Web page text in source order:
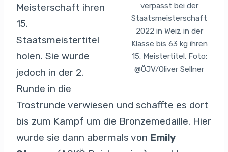
verpasst bei der
Staatsmeisterschaft
2022 in Weiz in der
Klasse bis 63 kg ihren
15. Meistertitel. Foto:
@ÖJV/Oliver Sellner
Meisterschaft ihren
15.
Staatsmeistertitel
holen. Sie wurde
jedoch in der 2.
Runde in die
Trostrunde verwiesen und schaffte es dort
bis zum Kampf um die Bronzemedaille. Hier
wurde sie dann abermals von Emily